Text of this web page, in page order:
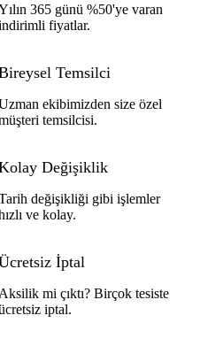
365 günü %50'ye varan
fiyatlar.
Temsilci
ekibimizden size özel
temsilcisi.
Değişiklik
değişikliği gibi işlemler
ve kolay.
İptal
mi çıktı? Birçok tesiste
iptal.